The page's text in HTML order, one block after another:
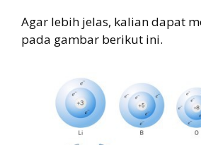
Agar lebih jelas, kalian dapat
pada gambar berikut ini.